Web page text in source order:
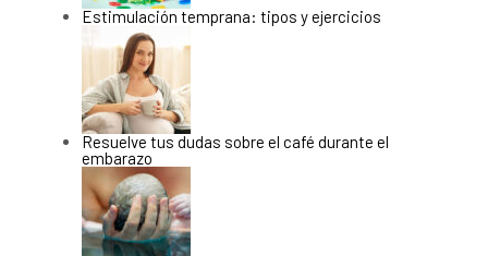
Estimulación temprana: tipos y ejercicios
Resuelve tus dudas sobre el café durante el
embarazo